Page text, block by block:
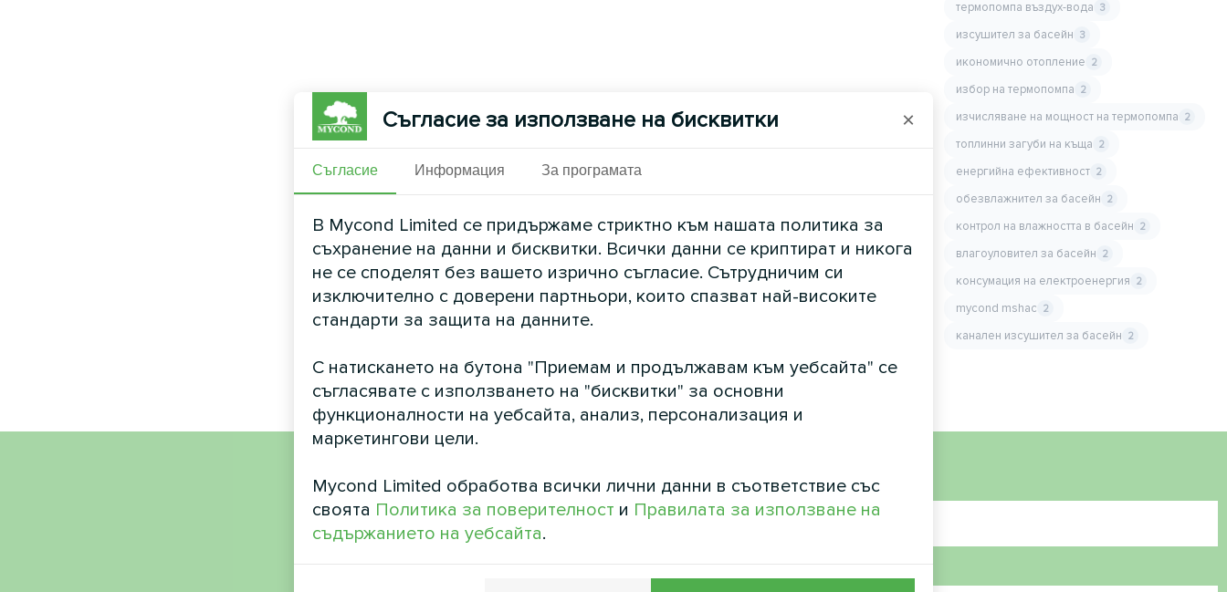
термопомпа въздух-вода 3
изсушител за басейн 3
икономично отопление 2
избор на термопомпа 2
изчисляване на мощност на термопомпа 2
топлинни загуби на къща 2
енергийна ефективност 2
обезвлажнител за басейн 2
контрол на влажността в басейн 2
влагоуловител за басейн 2
консумация на електроенергия 2
mycond mshac 2
канален изсушител за басейн 2
Име
Съгласие за използване на бисквитки ×
Съгласие Информация За програмата
В Mycond Limited се придържаме стриктно към нашата политика за
съхранение на данни и бисквитки. Всички данни се криптират и никога
не се споделят без вашето изрично съгласие. Сътрудничим си
изключително с доверени партньори, които спазват най-високите
стандарти за защита на данните.
С натискането на бутона "Приемам и продължавам към уебсайта" се
съгласявате с използването на "бисквитки" за основни
функционалности на уебсайта, анализ, персонализация и
маркетингови цели.
Mycond Limited обработва всички лични данни в съответствие със
своята Политика за поверителност и Правилата за използване на
съдържанието на уебсайта.